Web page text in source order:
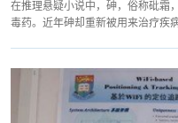
在推理悬疑小说中，砷，俗称砒霜
毒药。近年砷却重新被用来治疗疾